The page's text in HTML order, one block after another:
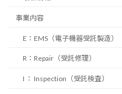
事業内容
E：EMS（電子機器受託製造）
R：Repair（受託修理）
I ： Inspection（受託検査）